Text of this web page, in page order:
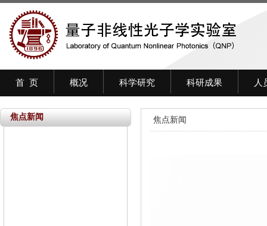
首 页 概况 科学研究 科研成果 人
焦点新闻 焦点新闻